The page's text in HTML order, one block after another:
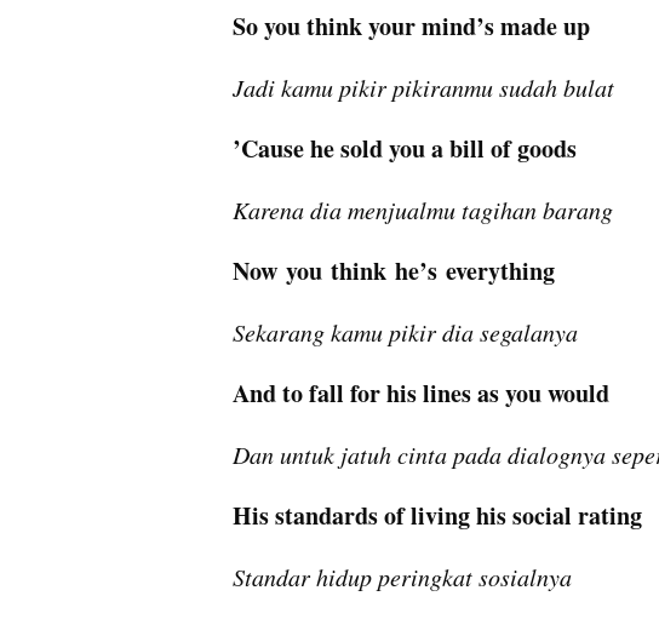
So you think your mind’s made up
Jadi kamu pikir pikiranmu sudah bulat
’Cause he sold you a bill of goods
Karena dia menjualmu tagihan barang
Now you think he’s everything
Sekarang kamu pikir dia segalanya
And to fall for his lines as you would
Dan untuk jatuh cinta pada dialognya
His standards of living his social rating
Standar hidup peringkat sosialnya